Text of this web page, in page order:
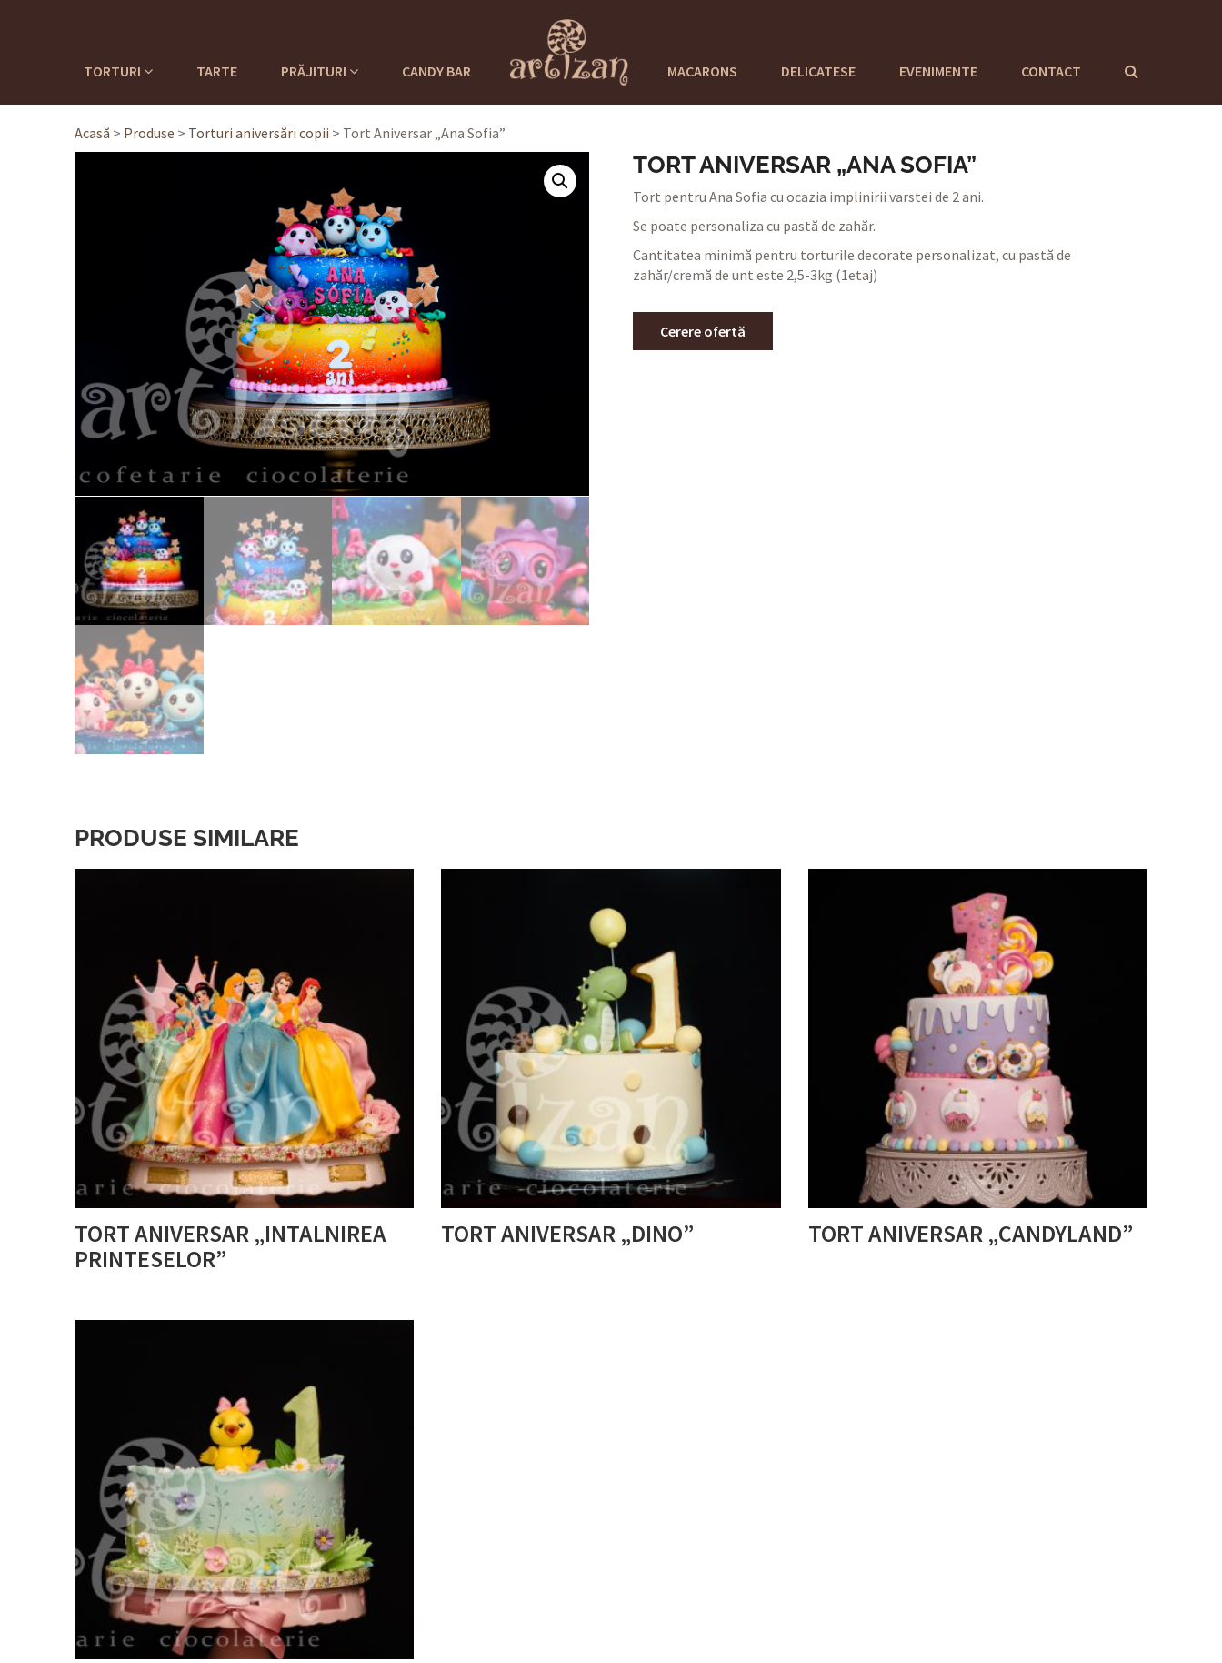
TORTURI TARTE PRĂJITURI CANDY BAR MACARONS DELICATESE EVENIMENTE CONTACT
Acasă > Produse > Torturi aniversări copii > Tort Aniversar „Ana Sofia”
TORT ANIVERSAR „ANA SOFIA”
Tort pentru Ana Sofia cu ocazia implinirii varstei de 2 ani.
Se poate personaliza cu pastă de zahăr.
Cantitatea minimă pentru torturile decorate personalizat, cu pastă de
zahăr/cremă de unt este 2,5-3kg (1etaj)
Cerere ofertă
PRODUSE SIMILARE
TORT ANIVERSAR „INTALNIREA
PRINTESELOR”
TORT ANIVERSAR „DINO” TORT ANIVERSAR „CANDYLAND”